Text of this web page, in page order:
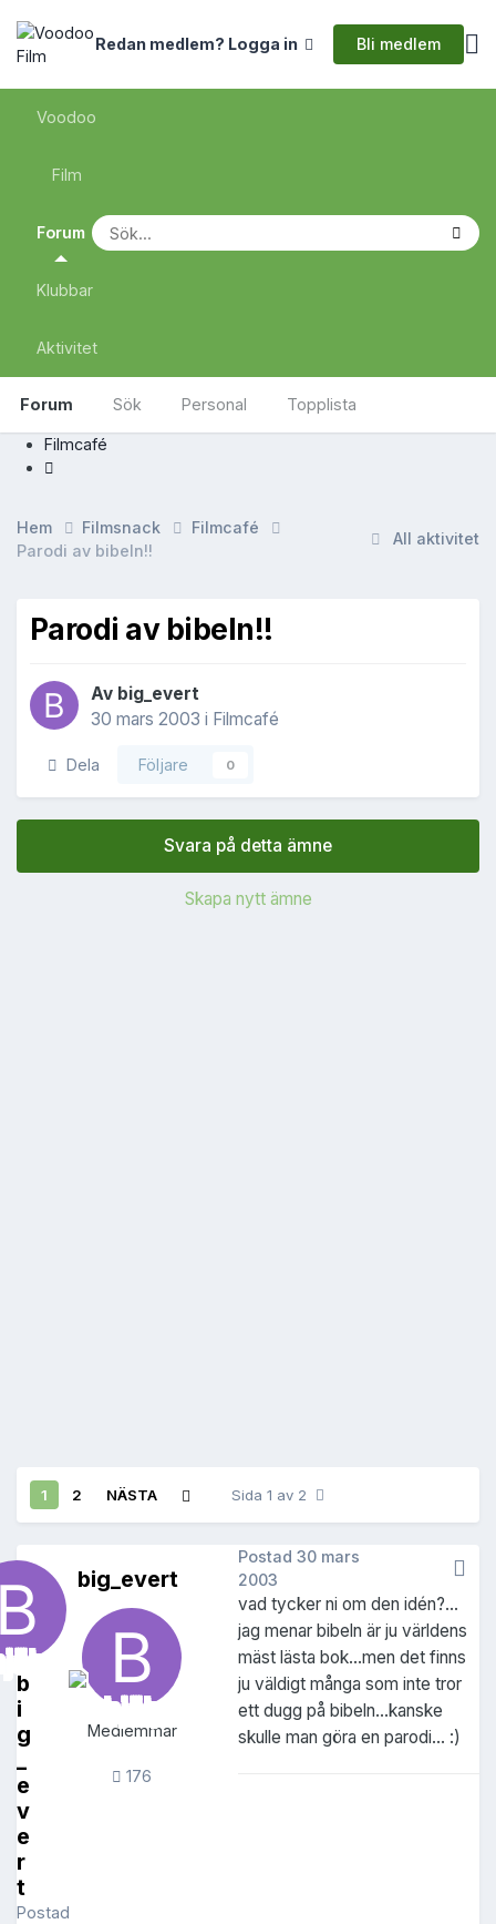
Redan medlem? Logga in Bli medlem
Voodoo
Film
Forum
Forum Sök Personal Topplista
Klubbar
Aktivitet
Filmcafé
All aktivitet
Hem Filmsnack
Filmcafé
Parodi av bibeln!!
Parodi av bibeln!!
Av big_evert
30 mars 2003 i Filmcafé
Dela Följare 0
Svara på detta ämne
Skapa nytt ämne
1 2 NÄSTA Sida 1 av 2
b
i
g
_
e
v
e
r
t
Postad
big_evert
Medlemmar
176
Postad 30 mars
2003
vad tycker ni om den idén?...
jag menar bibeln är ju världens
mäst lästa bok...men det finns
ju väldigt många som inte tror
ett dugg på bibeln...kanske
skulle man göra en parodi... :)